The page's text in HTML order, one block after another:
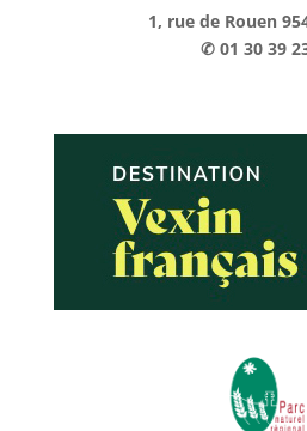
1, rue de Rouen
✆ 01 30 39